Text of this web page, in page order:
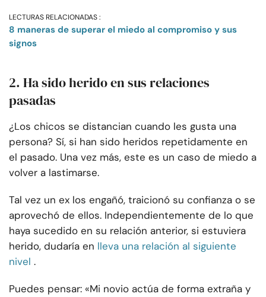
LECTURAS RELACIONADAS :
8 maneras de superar el miedo al compromiso y sus
signos
2. Ha sido herido en sus relaciones
pasadas
¿Los chicos se distancian cuando les gusta una
persona? Sí, si han sido heridos repetidamente en
el pasado. Una vez más, este es un caso de miedo a
volver a lastimarse.
Tal vez un ex los engañó, traicionó su confianza o se
aprovechó de ellos. Independientemente de lo que
haya sucedido en su relación anterior, si estuviera
herido, dudaría en lleva una relación al siguiente
nivel .
Puedes pensar: «Mi novio actúa de forma extraña y